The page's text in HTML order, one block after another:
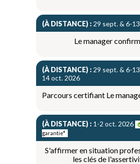
(À DISTANCE) : 29 sept. & 6-
Le manager
(À DISTANCE) : 29 sept. & 6-
14 oct. 2026
Parcours certifiant Le
(À DISTANCE) : 1-2 oct. 2026
garantie*
S'affirmer en situation
les clés de